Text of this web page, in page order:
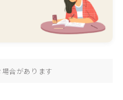
合があります